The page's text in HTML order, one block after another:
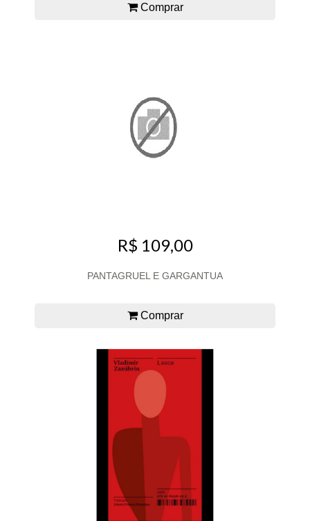
Comprar
R$ 109,00
PANTAGRUEL E GARGANTUA
Comprar